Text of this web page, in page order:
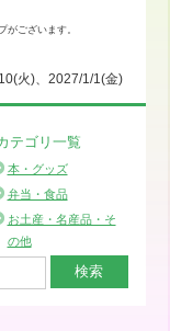
がございます。
火)、2027/1/1(金)
テゴリ一覧
本・グッズ
弁当・食品
お土産・名産品・そ
の他